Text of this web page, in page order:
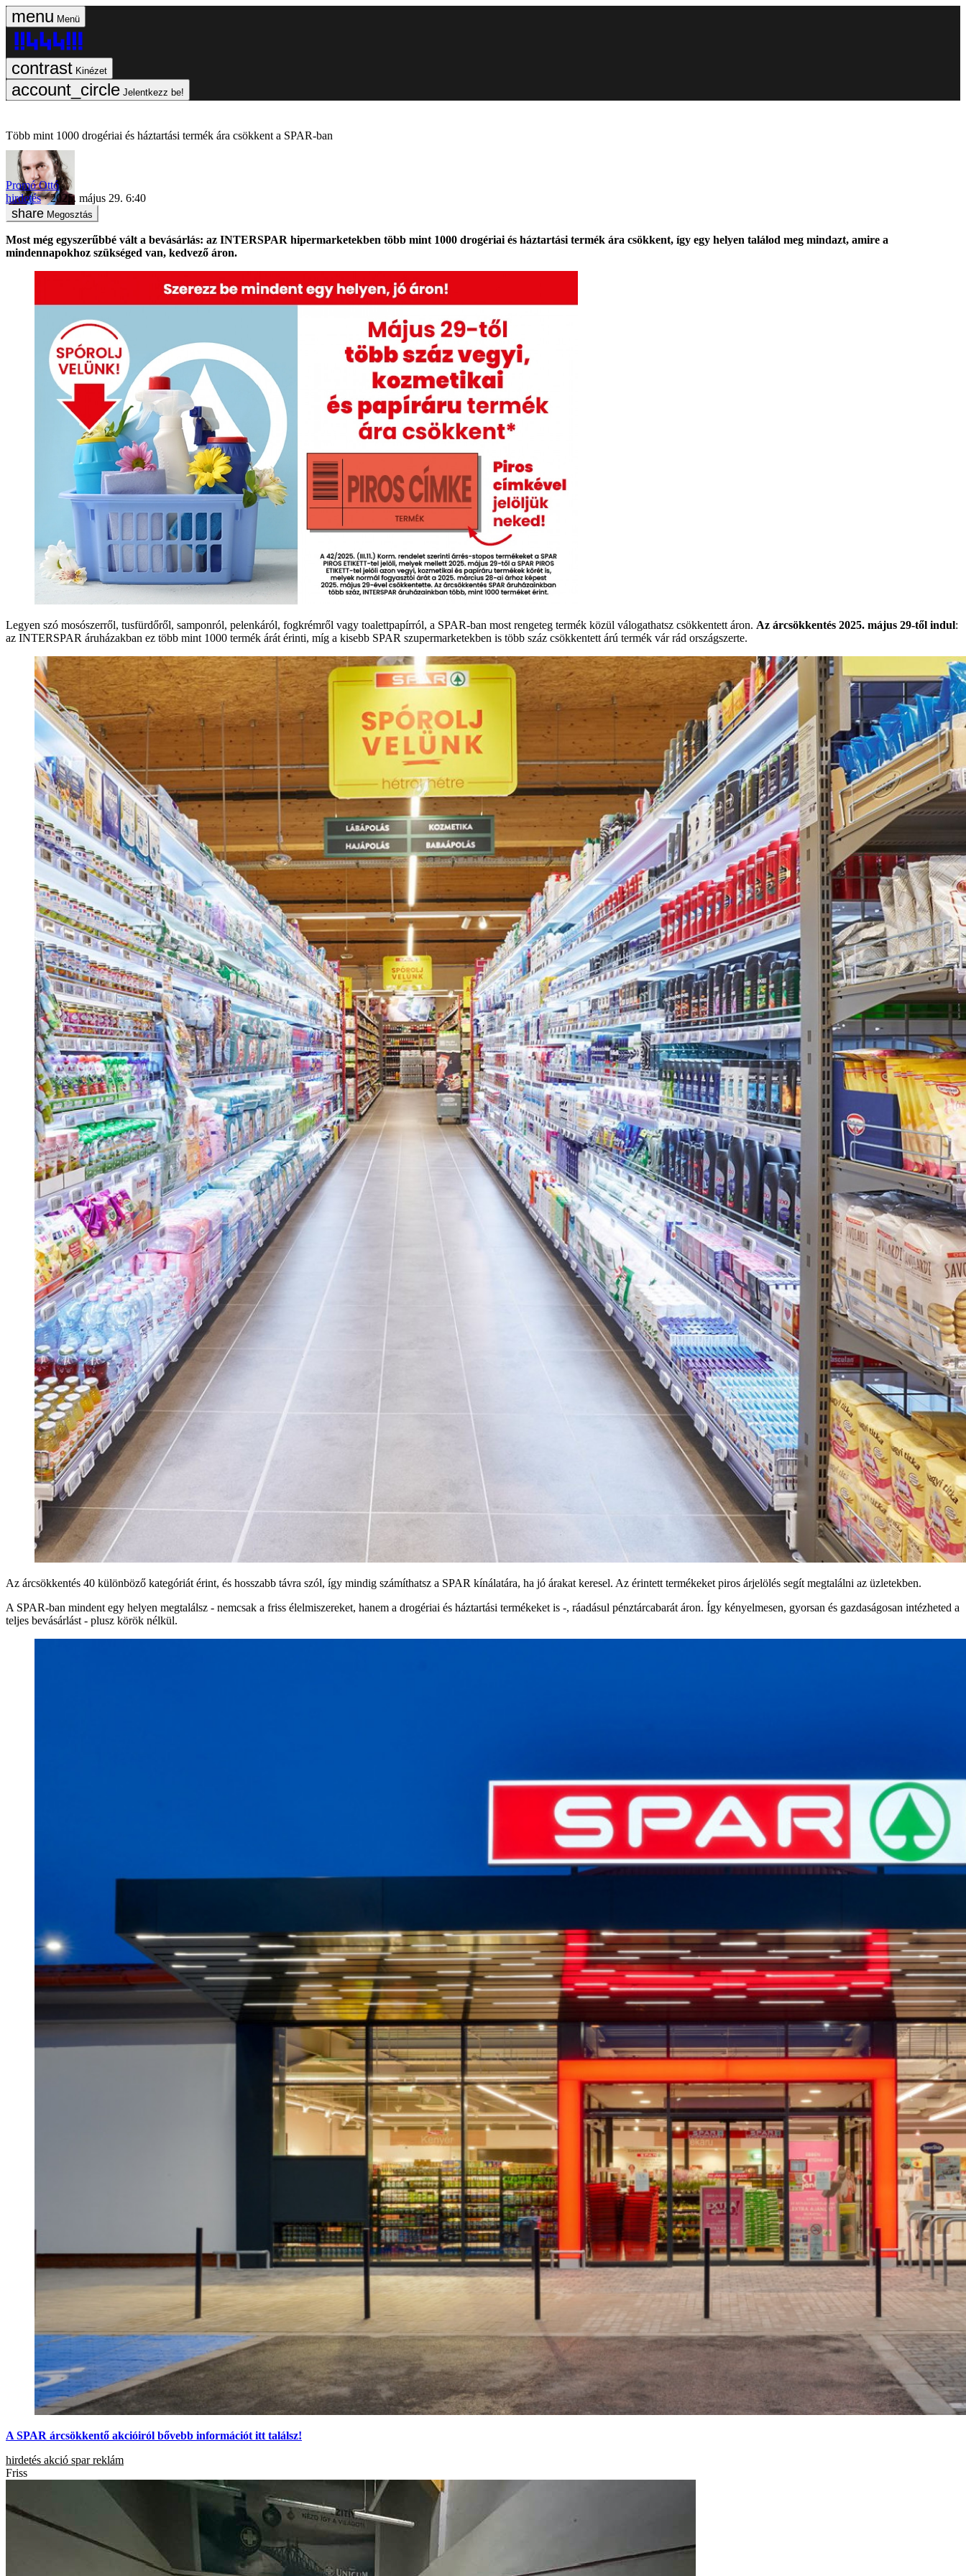
Menü
Kinézet
Jelentkezz be!
Több mint 1000 drogériai és háztartási termék ára csökkent a SPAR-ban
Promó Ottó
hirdetés
2025. május 29. 6:40
Megosztás
Most még egyszerűbbé vált a bevásárlás: az INTERSPAR hipermarketekben több mint 1000 drogériai és háztartási termék ára csökkent, így egy helyen találod meg mindazt, amire a
mindennapokhoz szükséged van, kedvező áron.
Legyen szó mosószerről, tusfürdőről, samponról, pelenkáról, fogkrémről vagy toalettpapírról, a SPAR-ban most rengeteg termék közül válogathatsz csökkentett áron. Az árcsökkentés 2025. május 29-től indul:
az INTERSPAR áruházakban ez több mint 1000 termék árát érinti, míg a kisebb SPAR szupermarketekben is több száz csökkentett árú termék vár rád országszerte.
Az árcsökkentés 40 különböző kategóriát érint, és hosszabb távra szól, így mindig számíthatsz a SPAR kínálatára, ha jó árakat keresel. Az érintett termékeket piros árjelölés segít megtalálni az üzletekben.
A SPAR-ban mindent egy helyen megtalálsz - nemcsak a friss élelmiszereket, hanem a drogériai és háztartási termékeket is -, ráadásul pénztárcabarát áron. Így kényelmesen, gyorsan és gazdaságosan intézheted a
teljes bevásárlást - plusz körök nélkül.
A SPAR árcsökkentő akcióiról bővebb információt itt találsz!
hirdetés akció spar reklám
Friss